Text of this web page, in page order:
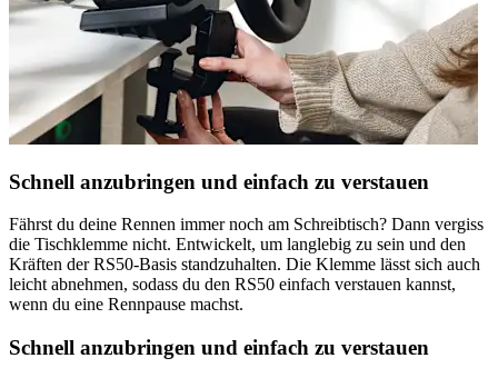
Schnell anzubringen und einfach zu verstauen
Fährst du deine Rennen immer noch am Schreibtisch? Dann vergiss
die Tischklemme nicht. Entwickelt, um langlebig zu sein und den
Kräften der RS50-Basis standzuhalten. Die Klemme lässt sich auch
leicht abnehmen, sodass du den RS50 einfach verstauen kannst,
wenn du eine Rennpause machst.
Schnell anzubringen und einfach zu verstauen